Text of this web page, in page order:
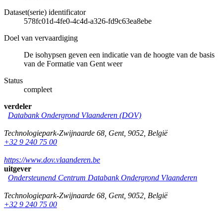
Dataset(serie) identificator
578fc01d-4fe0-4c4d-a326-fd9c63ea8ebe
Doel van vervaardiging
De isohypsen geven een indicatie van de hoogte van de basis
van de Formatie van Gent weer
Status
compleet
verdeler
Databank Ondergrond Vlaanderen (DOV)
Technologiepark-Zwijnaarde 68 Gent, 9052 België
+32 9 240 75 00
https://www.dov.vlaanderen.be
uitgever
Ondersteunend Centrum Databank Ondergrond Vlaanderen
Technologiepark-Zwijnaarde 68 Gent, 9052 België
+32 9 240 75 00